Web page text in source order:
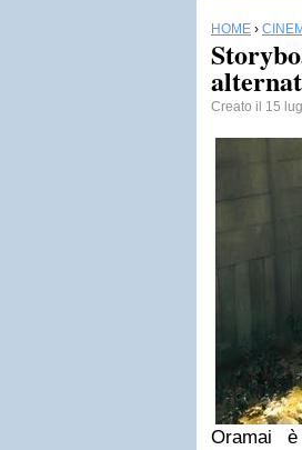
HOME ›
Creato il 15
Oramai